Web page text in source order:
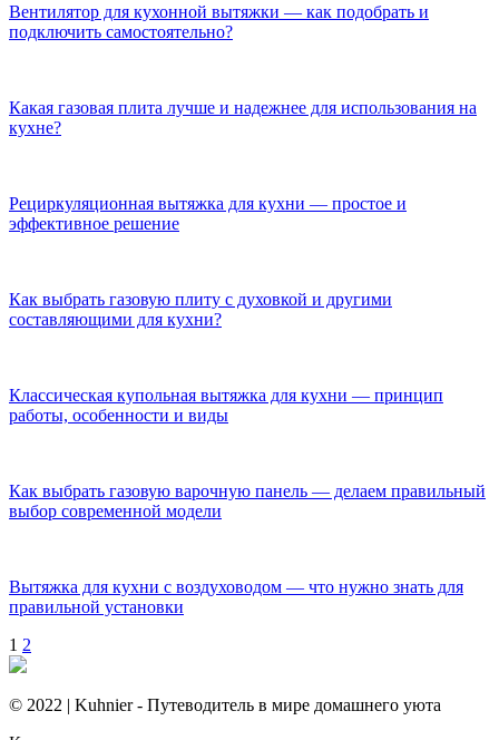
Вентилятор для кухонной вытяжки — как подобрать и
подключить самостоятельно?
Какая газовая плита лучше и надежнее для использования на
кухне?
Рециркуляционная вытяжка для кухни — простое и
эффективное решение
Как выбрать газовую плиту с духовкой и другими
составляющими для кухни?
Классическая купольная вытяжка для кухни — принцип
работы, особенности и виды
Как выбрать газовую варочную панель — делаем правильный
выбор современной модели
Вытяжка для кухни с воздуховодом — что нужно знать для
правильной установки
1 2
© 2022 | Kuhnier - Путеводитель в мире домашнего уюта